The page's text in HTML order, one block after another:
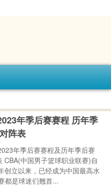
年季后赛赛程 历年季
阵表
年季后赛赛程及历年季后赛
CBA(中国男子篮球职业联赛)自
创立以来，已经成为中国最高水
都是球迷们翘首...